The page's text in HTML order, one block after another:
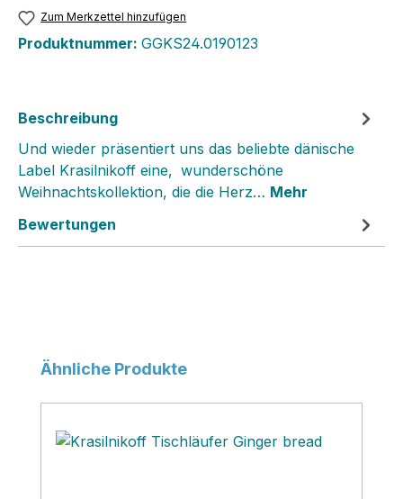
Zum Merkzettel hinzufügen
Produktnummer: GGKS24.0190123
Beschreibung
Und wieder präsentiert uns das beliebte dänische
Label Krasilnikoff eine‚ wunderschöne
Weihnachtskollektion, die die Herz… Mehr
Bewertungen
Produktgalerie überspringen
Ähnliche Produkte